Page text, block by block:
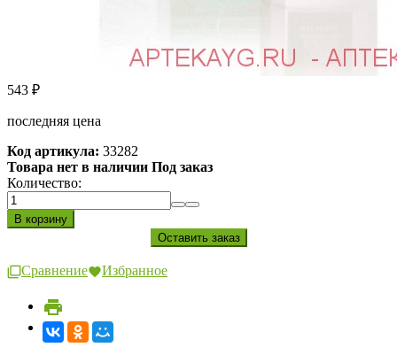
543 ₽
последняя цена
Код артикула: 33282
Товара нет в наличии Под заказ
Количество:
Сравнение Избранное